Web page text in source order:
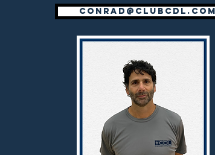
conrad@clubcdl.com